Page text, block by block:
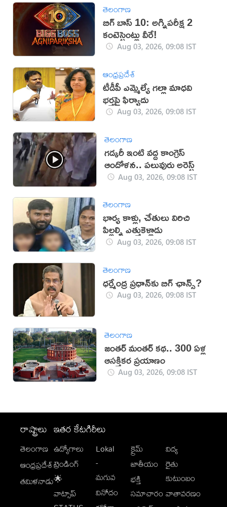
తెలంగాణ
బిగ్ బాస్ 10: అగ్నిపరీక్ష 2
కంటెస్టెంట్లు వీరే!
Aug 03, 2026, 09:08 IST
ఆంధ్రప్రదేశ్
టీడీపీ ఎమ్మెల్యే గ‌ల్లా మాధ‌వి
భ‌ర్త‌పై ఫిర్యాదు
Aug 03, 2026, 09:08 IST
తెలంగాణ
గడ్కరీ ఇంటి వద్ద కాంగ్రెస్
ఆందోళన.. పలువురు అరెస్ట్
Aug 03, 2026, 09:08 IST
తెలంగాణ
భార్య కాళ్లు, చేతులు విరిచి
పిల్లల్ని ఎత్తుకెళ్లాడు
Aug 03, 2026, 09:08 IST
తెలంగాణ
ధర్మేంద్ర ప్రధాన్‌కు బిగ్‌ ఛాన్స్?
Aug 03, 2026, 09:08 IST
తెలంగాణ
జంతర్‌ మంతర్‌ కథ.. 300 ఏళ్ల
ఆసక్తికర ప్రయాణం
Aug 03, 2026, 09:08 IST
రాష్ట్రాలు
తెలంగాణ
ఆంధ్రప్రదేశ్
తమిళనాడు
ఇతర కేటగిరీలు
ఉద్యోగాలు
ట్రెండింగ్
🌟
వాట్సాప్
Lokal
-
మగువ
వినోదం
క్రైమ్
జాతీయం
భక్తి
సమాచారం
విద్య
రైతు
కుటుంబం
వాతావరణం